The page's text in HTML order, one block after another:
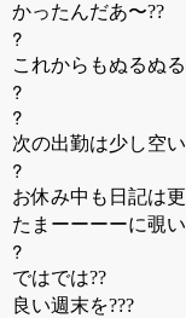
かったんだあ〜??
?
これからもぬるぬる
?
?
次の出勤は少し空
?
お休み中も日記は
たまーーーーに覗
?
ではでは??
良い週末を???